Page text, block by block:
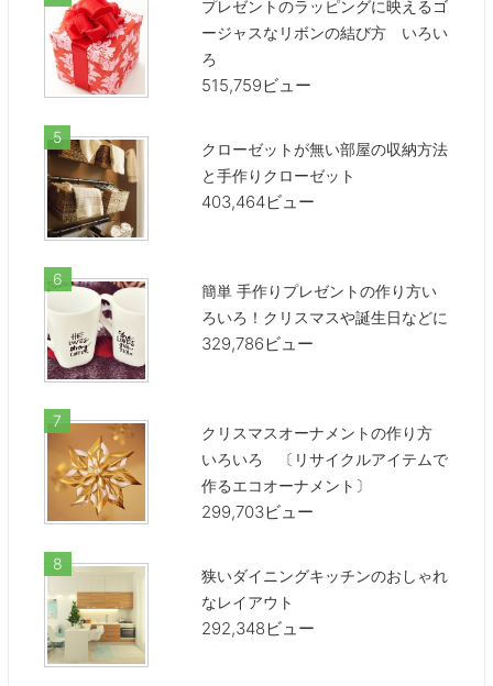
プレゼントのラッピングに映えるゴ
ージャスなリボンの結び方 いろい
ろ
515,759ビュー
クローゼットが無い部屋の収納方法
と手作りクローゼット
403,464ビュー
簡単 手作りプレゼントの作り方い
ろいろ！クリスマスや誕生日などに
329,786ビュー
クリスマスオーナメントの作り方
いろいろ 〔リサイクルアイテムで
作るエコオーナメント〕
299,703ビュー
狭いダイニングキッチンのおしゃれ
なレイアウト
292,348ビュー